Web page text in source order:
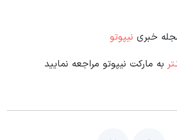
خبری نیپوتو
به مارکت نیپوتو مراجعه نمایید